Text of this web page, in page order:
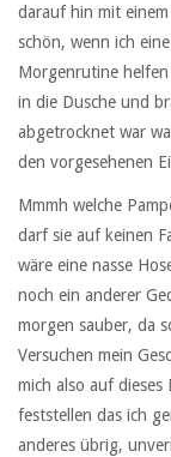
darauf hin mit
schön, wenn ich
Morgenrutine
in die Dusche und
abgetrocknet war
den vorgesehenen
Mmmh welche
darf sie auf keinen
wäre eine nasse
noch ein anderer
morgen sauber, da
Versuchen mein
mich also auf dieses
feststellen das ich
anderes übrig,